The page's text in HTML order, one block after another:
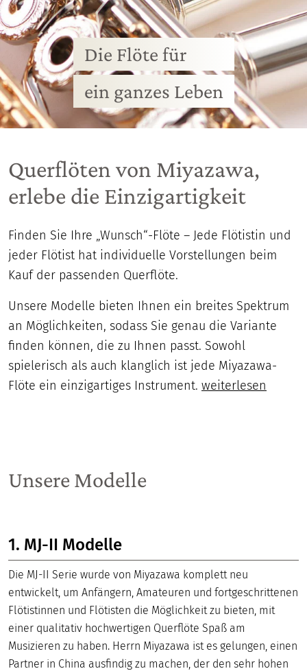
Die Flöte für
ein ganzes Leben
Querflöten von Miyazawa,
erlebe die Einzigartigkeit
Finden Sie Ihre „Wunsch“-Flöte – Jede Flötistin und
jeder Flötist hat individuelle Vorstellungen beim
Kauf der passenden Querflöte.
Unsere Modelle bieten Ihnen ein breites Spektrum
an Möglichkeiten, sodass Sie genau die Variante
finden können, die zu Ihnen passt. Sowohl
spielerisch als auch klanglich ist jede Miyazawa-
Flöte ein einzigartiges Instrument. weiterlesen
Unsere Modelle
1. MJ-II Modelle
Die MJ-II Serie wurde von Miyazawa komplett neu
entwickelt, um Anfängern, Amateuren und fortgeschrittenen
Flötistinnen und Flötisten die Möglichkeit zu bieten, mit
einer qualitativ hochwertigen Querflöte Spaß am
Musizieren zu haben. Herrn Miyazawa ist es gelungen, einen
Partner in China ausfindig zu machen, der den sehr hohen